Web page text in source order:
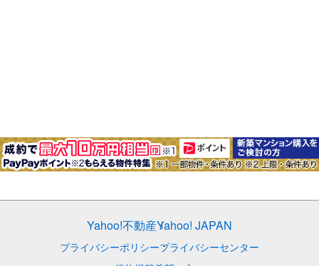
Yahoo!不動産Yahoo! JAPAN
プライバシーポリシープライバシーセンター